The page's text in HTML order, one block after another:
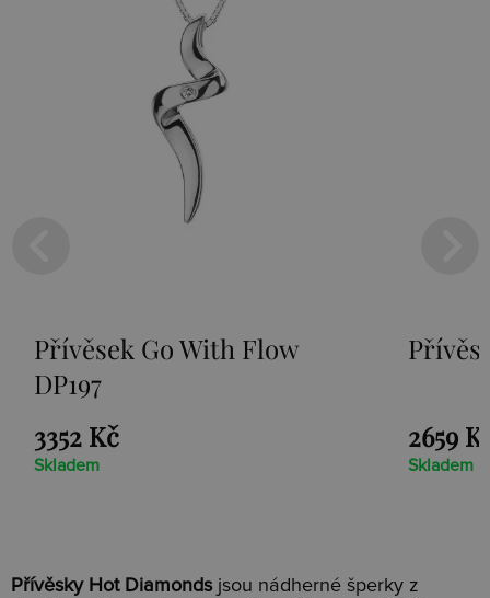
Přívěsek Go With Flow
DP197
3352 Kč
Skladem
2659
Skladem
Přívěsky Hot Diamonds jsou nádherné šperky z